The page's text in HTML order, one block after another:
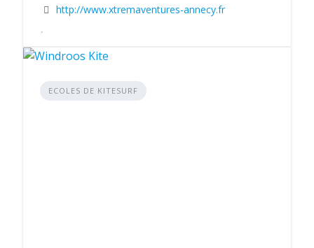
http://www.xtremaventures-annecy.fr
ECOLES DE KITESURF